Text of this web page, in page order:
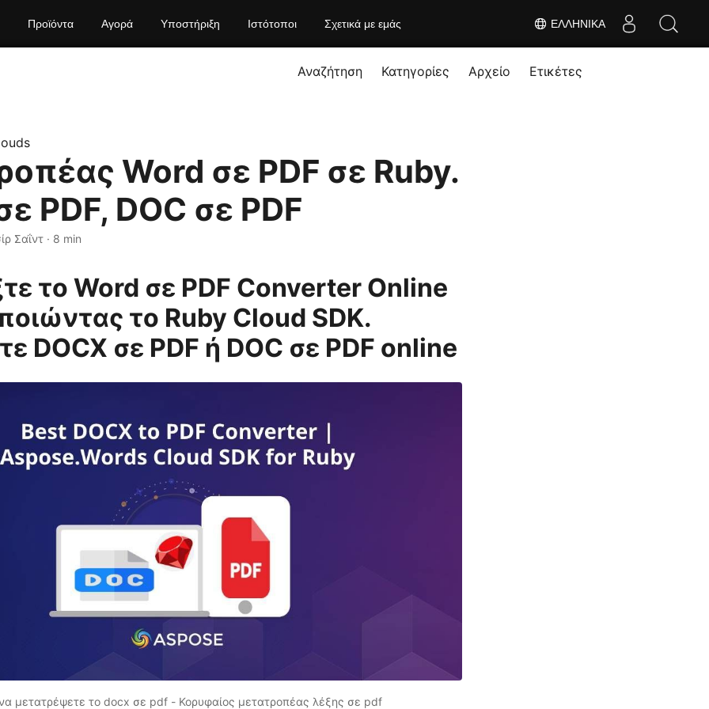
ΕΛΛΗΝΙΚΆ
Προϊόντα Αγορά Υποστήριξη Ιστότοποι Σχετικά με εμάς
Αναζήτηση Κατηγορίες Αρχείο Ετικέτες
Word σε PDF σε Ruby.
PDF, DOC σε PDF
Σαΐντ · 8 min
το Word σε PDF Converter Online
το Ruby Cloud SDK.
DOCX σε PDF ή DOC σε PDF online
μετατρέψετε το docx σε pdf - Κορυφαίος μετατροπέας λέξης σε pdf